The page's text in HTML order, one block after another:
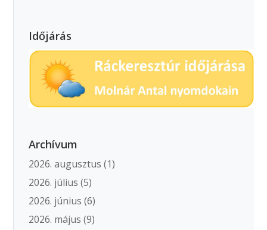
Időjárás
Archívum
2026. augusztus (1)
2026. július (5)
2026. június (6)
2026. május (9)